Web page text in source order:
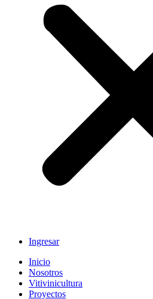
Ingresar
Inicio
Nosotros
Vitivinicultura
Proyectos